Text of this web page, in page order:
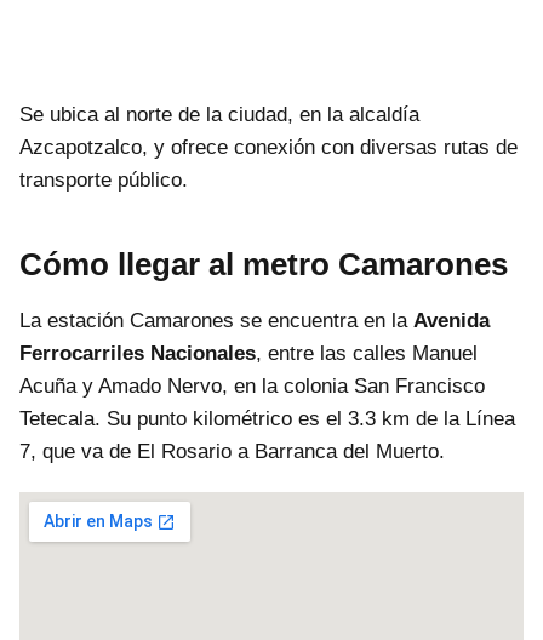
Se ubica al norte de la ciudad, en la alcaldía
Azcapotzalco, y ofrece conexión con diversas rutas de
transporte público.
Cómo llegar al metro Camarones
La estación Camarones se encuentra en la Avenida
Ferrocarriles Nacionales, entre las calles Manuel
Acuña y Amado Nervo, en la colonia San Francisco
Tetecala. Su punto kilométrico es el 3.3 km de la Línea
7, que va de El Rosario a Barranca del Muerto.